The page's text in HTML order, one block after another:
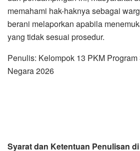
memahami hak-haknya sebagai
berani melaporkan apabila
yang tidak sesuai prosedur.
Penulis: Kelompok 13 PKM
Negara 2026
Syarat dan Ketentuan Penulisan